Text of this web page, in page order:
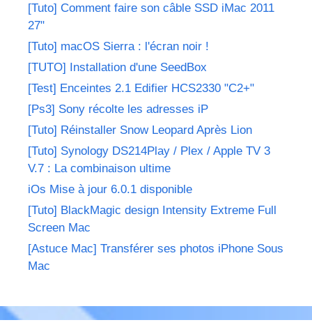
[Tuto] Comment faire son câble SSD iMac 2011
27"
[Tuto] macOS Sierra : l'écran noir !
[TUTO] Installation d'une SeedBox
[Test] Enceintes 2.1 Edifier HCS2330 "C2+"
[Ps3] Sony récolte les adresses iP
[Tuto] Réinstaller Snow Leopard Après Lion
[Tuto] Synology DS214Play / Plex / Apple TV 3
V.7 : La combinaison ultime
iOs Mise à jour 6.0.1 disponible
[Tuto] BlackMagic design Intensity Extreme Full
Screen Mac
[Astuce Mac] Transférer ses photos iPhone Sous
Mac